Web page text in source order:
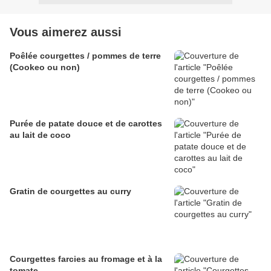
Vous aimerez aussi
Poêlée courgettes / pommes de terre
(Cookeo ou non)
Purée de patate douce et de carottes
au lait de coco
Gratin de courgettes au curry
Courgettes farcies au fromage et à la